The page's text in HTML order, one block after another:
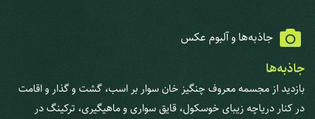
جاذبه‌ها و آلبوم عکس
جاذبه‌ها
بازدید از مجسمه معروف چنگیز خان سوار بر اسب، گشت و گذار و اقامت
در کنار دریاچه زیبای خوسکول، قایق سواری و ماهیگیری، ترکینگ در